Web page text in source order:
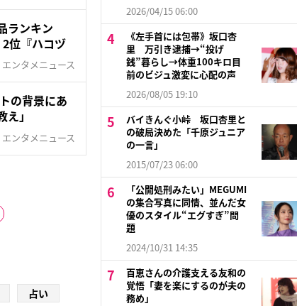
ランキン
位『ハコヅ
エンタメニュース
の背景にあ
」
エンタメニュース
占い
2026/04/15 06:00
《左手首には包帯》坂口杏
里 万引き逮捕→“投げ
銭”暮らし→体重100キロ目
前のビジュ激変に心配の声
2026/08/05 19:10
バイきんぐ小峠 坂口杏里と
の破局決めた「千原ジュニア
の一言」
2015/07/23 06:00
「公開処刑みたい」MEGUMI
の集合写真に同情、並んだ女
優のスタイル“エグすぎ”問
題
2024/10/31 14:35
百恵さんの介護支える友和の
覚悟「妻を楽にするのが夫の
務め」